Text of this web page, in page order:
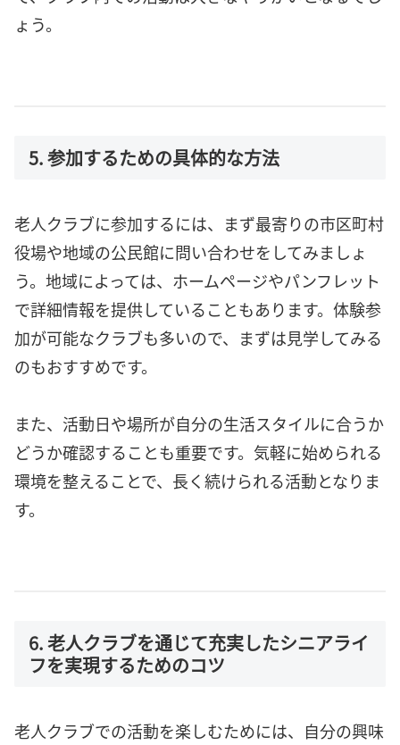
ょう。
5. 参加するための具体的な方法
老人クラブに参加するには、まず最寄りの市区町村
役場や地域の公民館に問い合わせをしてみましょ
う。地域によっては、ホームページやパンフレット
で詳細情報を提供していることもあります。体験参
加が可能なクラブも多いので、まずは見学してみる
のもおすすめです。
また、活動日や場所が自分の生活スタイルに合うか
どうか確認することも重要です。気軽に始められる
環境を整えることで、長く続けられる活動となりま
す。
6. 老人クラブを通じて充実したシニアライ
フを実現するためのコツ
老人クラブでの活動を楽しむためには、自分の興味